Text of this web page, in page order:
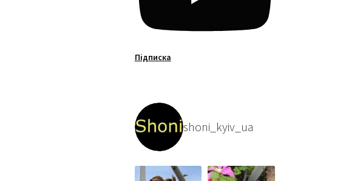
Підписка
shoni_kyiv_ua